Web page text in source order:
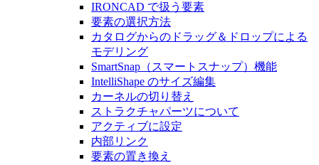
IRONCAD で扱う要素
要素の選択方法
カタログからのドラッグ＆ドロップによる
モデリング
SmartSnap（スマートスナップ）機能
IntelliShape のサイズ編集
カーネルの切り替え
ストラクチャパーツについて
アクティブに設定
内部リンク
要素の置き換え